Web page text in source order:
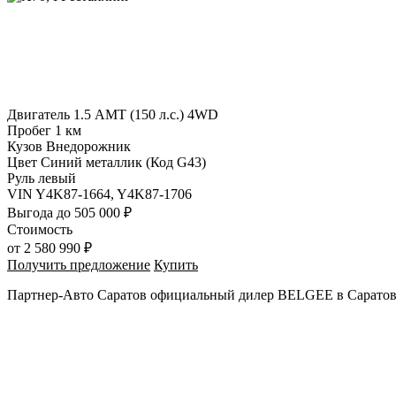
Двигатель 1.5 AMT (150 л.с.) 4WD
Пробег 1 км
Кузов Внедорожник
Цвет Синий металлик (Код G43)
Руль левый
VIN Y4K87-1664, Y4K87-1706
Выгода до 505 000 ₽
Стоимость
от 2 580 990 ₽
Получить предложение Купить
Партнер-Авто Саратов официальный дилер BELGEE в